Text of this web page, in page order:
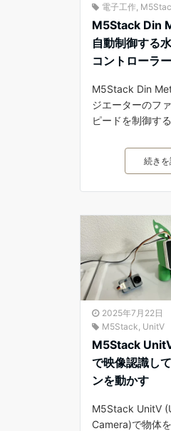
電子工作
M5Stack Din
自動制御する
コントローラ
M5Stack Din
ジエーターのフ
ピードを制御す
続き
2025年7月22日
M5Stack UnitV
M5Stack
で映像認識し
ンを動かす
M5Stack UnitV
Camera)で物体